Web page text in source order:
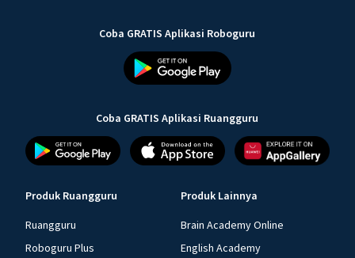
Coba GRATIS Aplikasi Roboguru
Coba GRATIS Aplikasi Ruangguru
Produk Ruangguru
Ruangguru
Roboguru Plus
Produk Lainnya
Brain Academy Online
English Academy